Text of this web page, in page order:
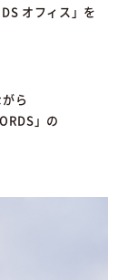
オフィス」を
ら
」の